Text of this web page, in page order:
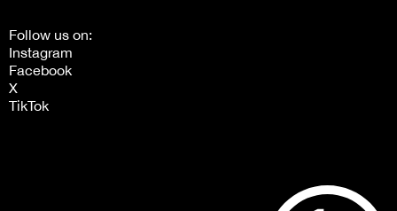
Follow us on:
Instagram
Facebook
X
TikTok